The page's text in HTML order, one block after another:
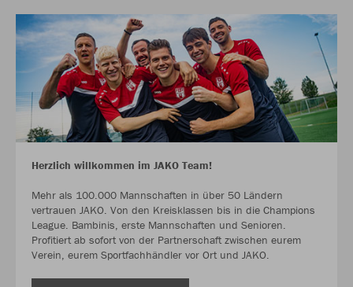
Herzlich willkommen im JAKO Team!
Mehr als 100.000 Mannschaften in über 50 Ländern
vertrauen JAKO. Von den Kreisklassen bis in die Champions
League. Bambinis, erste Mannschaften und Senioren.
Profitiert ab sofort von der Partnerschaft zwischen eurem
Verein, eurem Sportfachhändler vor Ort und JAKO.